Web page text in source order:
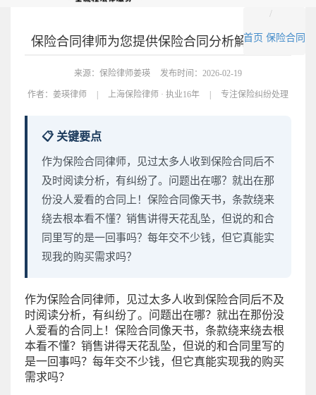
首页 保险合同
保险合同律师为您提供保险合同分析解读服务
来源：保险律师姜瑛 发布时间：2026-02-19
作者： 姜瑛律师 | 上海保险律师 · 执业16年 | 专注保险纠纷处理
📋 关键要点
作为保险合同律师，见过太多人收到保险合同后不
及时阅读分析，有纠纷了。问题出在哪？就出在那
份没人爱看的合同上！保险合同像天书，条款绕来
绕去根本看不懂？销售讲得天花乱坠，但说的和合
同里写的是一回事吗？每年交不少钱，但它真能实
现我的购买需求吗？
作为保险合同律师，见过太多人收到保险合同后不及
时阅读分析，有纠纷了。问题出在哪？就出在那份没
人爱看的合同上！保险合同像天书，条款绕来绕去根
本看不懂？销售讲得天花乱坠，但说的和合同里写的
是一回事吗？每年交不少钱，但它真能实现我的购买
需求吗？